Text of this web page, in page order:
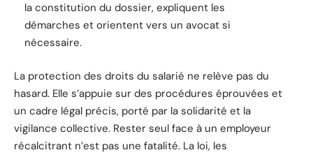
la constitution du dossier, expliquent les
démarches et orientent vers un avocat si
nécessaire.
La protection des droits du salarié ne relève pas du
hasard. Elle s’appuie sur des procédures éprouvées et
un cadre légal précis, porté par la solidarité et la
vigilance collective. Rester seul face à un employeur
récalcitrant n’est pas une fatalité. La loi, les